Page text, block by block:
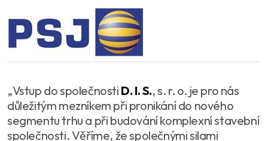
„Vstup do společnosti D. I. S., s. r. o. je pro nás
důležitým mezníkem při pronikání do nového
segmentu trhu a při budování komplexní stavební
společnosti. Věříme, že společnými silami